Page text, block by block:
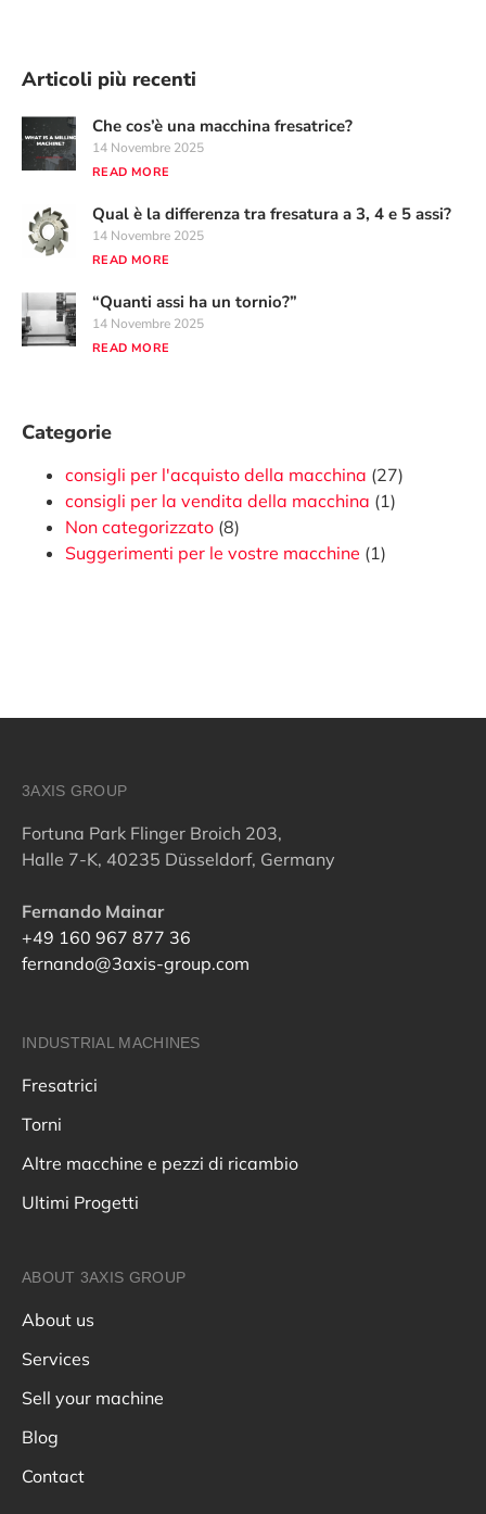
Articoli più recenti
Che cos’è una macchina fresatrice?
14 Novembre 2025
READ MORE
Qual è la differenza tra fresatura a 3, 4 e 5 assi?
14 Novembre 2025
READ MORE
“Quanti assi ha un tornio?”
14 Novembre 2025
READ MORE
Categorie
consigli per l'acquisto della macchina (27)
consigli per la vendita della macchina (1)
Non categorizzato (8)
Suggerimenti per le vostre macchine (1)
3AXIS GROUP
Fortuna Park Flinger Broich 203,
Halle 7-K, 40235 Düsseldorf, Germany
Fernando Mainar
+49 160 967 877 36
fernando@3axis-group.com
INDUSTRIAL MACHINES
Fresatrici
Torni
Altre macchine e pezzi di ricambio
Ultimi Progetti
ABOUT 3AXIS GROUP
About us
Services
Sell your machine
Blog
Contact